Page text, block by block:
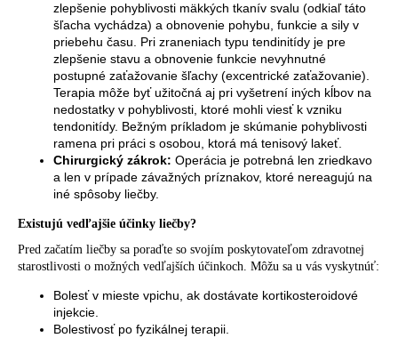
zlepšenie pohyblivosti mäkkých tkanív svalu (odkiaľ táto
šľacha vychádza) a obnovenie pohybu, funkcie a sily v
priebehu času. Pri zraneniach typu tendinitídy je pre
zlepšenie stavu a obnovenie funkcie nevyhnutné
postupné zaťažovanie šľachy (excentrické zaťažovanie).
Terapia môže byť užitočná aj pri vyšetrení iných kĺbov na
nedostatky v pohyblivosti, ktoré mohli viesť k vzniku
tendonitídy. Bežným príkladom je skúmanie pohyblivosti
ramena pri práci s osobou, ktorá má tenisový lakeť.
Chirurgický zákrok: Operácia je potrebná len zriedkavo
a len v prípade závažných príznakov, ktoré nereagujú na
iné spôsoby liečby.
Existujú vedľajšie účinky liečby?
Pred začatím liečby sa poraďte so svojím poskytovateľom zdravotnej
starostlivosti o možných vedľajších účinkoch. Môžu sa u vás vyskytnúť:
Bolesť v mieste vpichu, ak dostávate kortikosteroidové
injekcie.
Bolestivosť po fyzikálnej terapii.